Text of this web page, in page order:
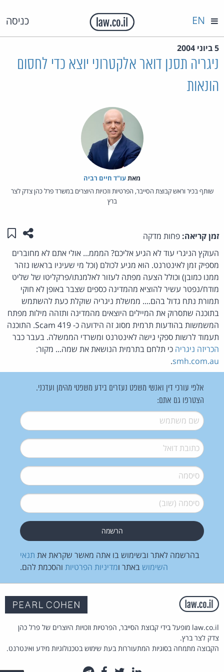
כניסה EN
5 ביוני 2004
ניגריה תסנן דואר אלקטרוני יוצא כדי לחסום
הונאות
מאת‏עו"ד חיים רביה
שותף בכיר וראש קבוצת הסייבר, הפרטיות וזכויות היוצרים במשרד פרל כהן צדק לצר
ברץ
זמן קריאה: פחות מדקה שתפו
העוקץ הניגרי עוד לא הגיע אליכם? המממ... אולי אתם לא מחוברים
מספיק זמן לאינטרנט. הוא מגיע לכולם (וכל מי שעיניו בראשו נזהר
ממנו כמובן) וכולל הצעה מפתה לעזור לאלמנתו/פרקליטו של שליט
מודח/נפטר עשיר להוציא מהמדינה כספים שצבר באופן לא חוקי
תמורת נתח גדול בהם.... ממשלת ניגריה שוקלת כעת להשתמש
בתוכנה שתסרוק את המיילים היוצאים מהמדינה ותזהה מילות מפתח
המשמשות בהודעות תרמית מסוג זה הידועה כ- 419 Scam. התוכנה
תעמוד לרשות ספקי גישה לאינטרנט ומשרדי הממשלה. בעבר כבר
הכריזה ניגריה כי תלחם בתרמית הנושאת את שמה... מקור:
smh.com.au
.
אלפי עורכי דין ואנשי משפט נעזרים בידע משפטי מהימן ועדכני.
הצטרפו גם אתם:
שם משתמש*
דואל*
סיסמה*
סיסמה (שוב)*
בהרשמה לאתר ובשימוש בו אתה מאשר שקראת את תנאי
השימוש באתר ומדיניות הפרטיות והסכמת להם.
law.co.il מופעל בידי קבוצת הסייבר, הפרטיות וזכויות היוצרים של פרל כהן
צדק לצר ברץ.
הקבוצה מתמחה בסוגיות המתעוררות בעת שימוש בטכנולוגיות מידע ואינטרנט.